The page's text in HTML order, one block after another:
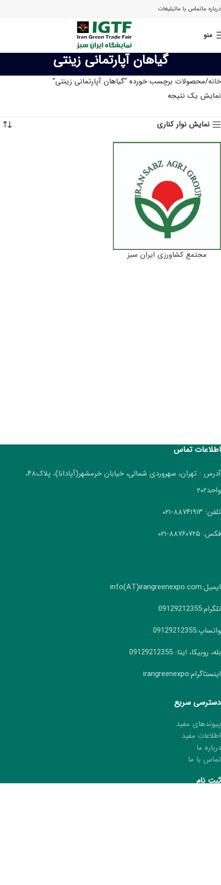
درباره ماتماس با ماتبلیغات
منو
گیاهان آپارتمانی زینتی
خانه محصولات برچسب خورده “گیاهان آپارتمانی زینتی”
نمایش یک نتیجه
نمایش نوار کناری
مجتمع کشاورزی ایران سبز
اطلاعات تماس
آدرس : تهران، سهروردی شمالی، خیابان خرمشهر(آپادانا)، پلاک۴۸،
واحد۲۰۲
تلفن: ۸۸۷۴۱۹۱۳-۰۲۱
فکس: ۸۸۷۶۰۷۲۵-۰۲۱
ایمیل:info(AT)irangreenexpo.com
تلگرام:09129212355
واتساپ:09129212355
بله، روبیکا، ایتا: 09129212355
اینستاگرام:irangreenexpo
دسترسی سریع
پیوندهای مفید
اطلاعات مفید
درباره ما
تماس با ما
ثبت نام